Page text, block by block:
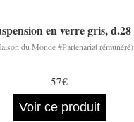
en verre gris, d.28
du Monde #Partenariat rémunéré)
57€
Voir ce produit